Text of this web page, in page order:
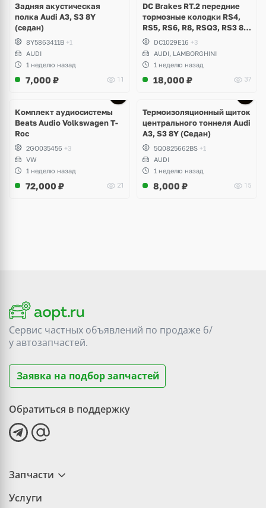
Задняя акустическая
полка Audi A3, S3 8Y
(седан)
8Y5863411B +1
AUDI
1 неделю назад
7,000 ₽ 11
DC Brakes RT.2 передние
тормозные колодки RS4,
RS5, RS6, R8, RSQ3, RS3 8V
(комплект 8 шт)
DC1029E16 +3
AUDI, LAMBORGHINI
1 неделю назад
18,000 ₽ 37
Комплект аудиосистемы
Beats Audio Volkswagen T-
Roc
2GO035456 +3
VW
1 неделю назад
72,000 ₽ 21
Термоизоляционный щиток
центрального тоннеля Audi
A3, S3 8Y (Седан)
5Q0825662BS +1
AUDI
1 неделю назад
8,000 ₽ 15
Сервис частных объявлений по продаже б/
уавтозапчастей.
Заявка на подбор запчастей
Обратиться в поддержку
Запчасти
Услуги